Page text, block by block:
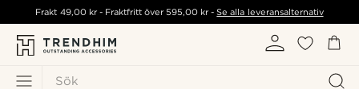
Sök
Frakt 49,00 kr- Fraktfritt över595,00 kr -Se alla leveransalternativ